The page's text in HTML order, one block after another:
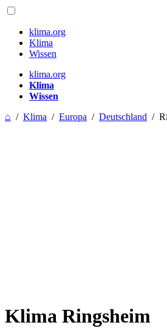
klima.org
Klima
Wissen
klima.org
Klima
Wissen
⌂ / Klima / Europa / Deutschland /
Klima Ringsheim